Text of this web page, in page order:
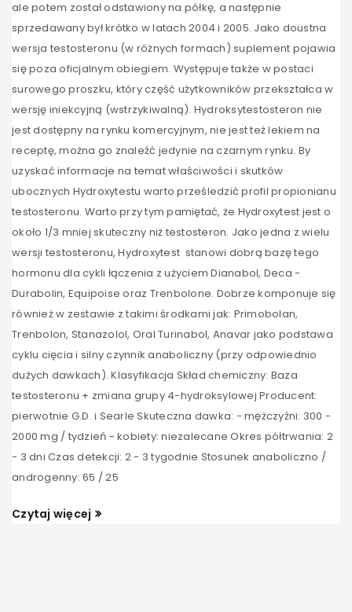
ale potem został odstawiony na półkę, a następnie
sprzedawany był krótko w latach 2004 i 2005. Jako doustna
wersja testosteronu (w różnych formach) suplement pojawia
się poza oficjalnym obiegiem. Występuje także w postaci
surowego proszku, który część użytkowników przekształca w
wersję iniekcyjną (wstrzykiwalną). Hydroksytestosteron nie
jest dostępny na rynku komercyjnym, nie jest też lekiem na
receptę, można go znaleźć jedynie na czarnym rynku. By
uzyskać informacje na temat właściwości i skutków
ubocznych Hydroxytestu warto prześledzić profil propionianu
testosteronu. Warto przy tym pamiętać, że Hydroxytest jest o
około 1/3 mniej skuteczny niż testosteron. Jako jedna z wielu
wersji testosteronu, Hydroxytest stanowi dobrą bazę tego
hormonu dla cykli łączenia z użyciem Dianabol, Deca -
Durabolin, Equipoise oraz Trenbolone. Dobrze komponuje się
również w zestawie z takimi środkami jak: Primobolan,
Trenbolon, Stanazolol, Oral Turinabol, Anavar jako podstawa
cyklu cięcia i silny czynnik anaboliczny (przy odpowiednio
dużych dawkach). Klasyfikacja Skład chemiczny: Baza
testosteronu + zmiana grupy 4-hydroksylowej Producent:
pierwotnie G.D. i Searle Skuteczna dawka: - mężczyźni: 300 -
2000 mg / tydzień - kobiety: niezalecane Okres półtrwania: 2
- 3 dni Czas detekcji: 2 - 3 tygodnie Stosunek anaboliczno /
androgenny: 65 / 25
Czytaj więcej